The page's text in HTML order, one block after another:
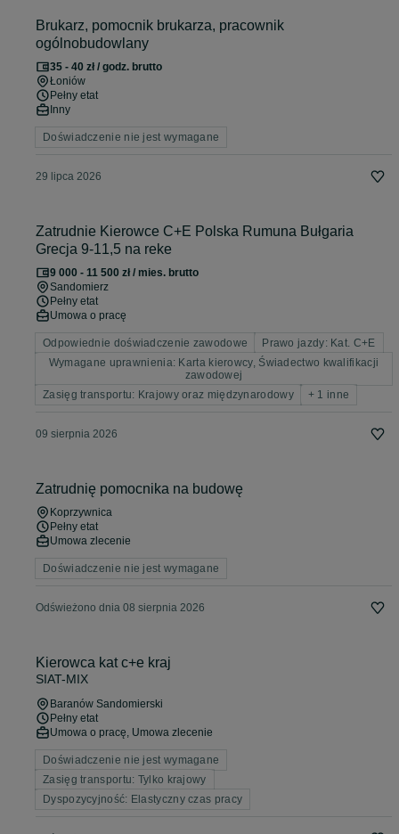
Brukarz, pomocnik brukarza, pracownik
ogólnobudowlany
35 - 40 zł / godz. brutto
Łoniów
Pełny etat
Inny
Doświadczenie nie jest wymagane
29 lipca 2026
Zatrudnie Kierowce C+E Polska Rumuna Bułgaria
Grecja 9-11,5 na reke
9 000 - 11 500 zł / mies. brutto
Sandomierz
Pełny etat
Umowa o pracę
Odpowiednie doświadczenie zawodowe
Prawo jazdy: Kat. C+E
Wymagane uprawnienia: Karta kierowcy, Świadectwo kwalifikacji
zawodowej
Zasięg transportu: Krajowy oraz międzynarodowy
+ 1 inne
09 sierpnia 2026
Zatrudnię pomocnika na budowę
Koprzywnica
Pełny etat
Umowa zlecenie
Doświadczenie nie jest wymagane
Odświeżono dnia 08 sierpnia 2026
Kierowca kat c+e kraj
SIAT-MIX
Baranów Sandomierski
Pełny etat
Umowa o pracę, Umowa zlecenie
Doświadczenie nie jest wymagane
Zasięg transportu: Tylko krajowy
Dyspozycyjność: Elastyczny czas pracy